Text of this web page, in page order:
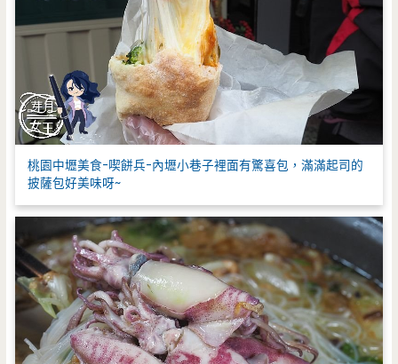
桃園中壢美食-喫餅兵-內壢小巷子裡面有驚喜包，滿滿起司的
披薩包好美味呀~